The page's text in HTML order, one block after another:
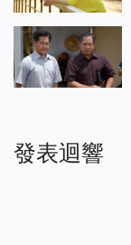
發表迴響